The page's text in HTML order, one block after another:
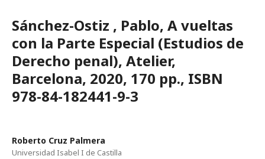
Sánchez-Ostiz , Pablo, A vueltas
con la Parte Especial (Estudios de
Derecho penal), Atelier,
Barcelona, 2020, 170 pp., ISBN
978-84-182441-9-3
Roberto Cruz Palmera
Universidad Isabel I de Castilla